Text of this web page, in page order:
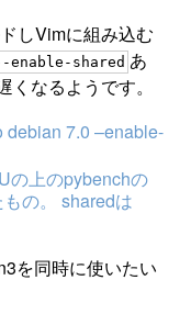
しVimに組み込む
enable-shared あ
なるようです。
debian 7.0 –enable-
の上のpybenchの
の。 sharedは
を同時に使いたい